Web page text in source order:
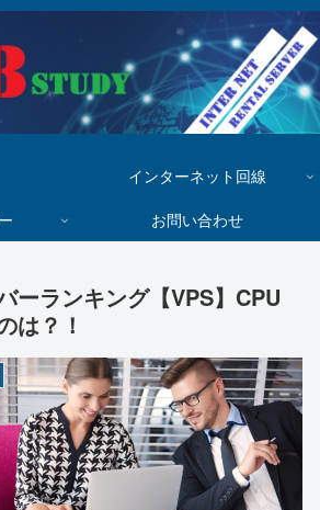
インターネット回線
お問い合わせ
ーランキング【VPS】CPU
は？！